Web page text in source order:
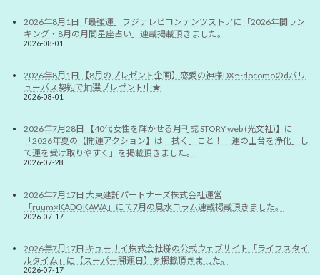
2026年8月1日「最強運」フジテレビコンテンツストアに「2026年間ラン
キング・8月の月間星座占い」連載掲載頂きました。
2026-08-01
2026年8月1日 【8月のプレゼント企画】恋愛の神様DX〜docomoのdバリ
ューパス契約で抽選プレゼント中★
2026-08-01
2026年7月28日 【40代女性を輝かせる月刊誌 STORY web (光文社)】に
「2026年夏の【開運アクション】は「拭く」こと！「運の土台を浄化」し
て運を受け取りやすく」を掲載頂きました。
2026-07-28
2026年7月17日 大東建託パートナーズ株式会社運営
「ruum×KADOKAWA」にて7月の風水コラム連載掲載頂きました。
2026-07-17
2026年7月17日 キューサイ株式会社様の公式ウェブサイト「ライフスタイ
ルタイム」に【スーパー開運日】を掲載頂きました。
2026-07-17